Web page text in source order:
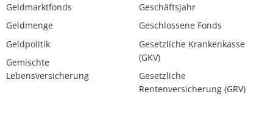
Geldmarktfonds
Geldmenge
Geldpolitik
Gemischte
Lebensversicherung
Geschäftsjahr
Geschlossene Fonds
Gesetzliche Krankenkasse
(GKV)
Gesetzliche
Rentenversicherung (GRV)